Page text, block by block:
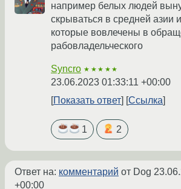
например белых людей
скрываться в средней азии
которые вовлечены в
рабовладельческого
Syncro ★★★★★
23.06.2023 01:33:11 +00:00
Показать ответ
Ссылка
1 2
Ответ на: комментарий от Dog
+00:00